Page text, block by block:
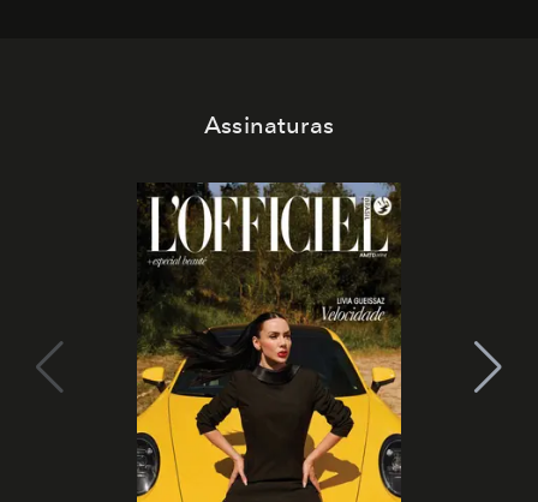
Assinaturas